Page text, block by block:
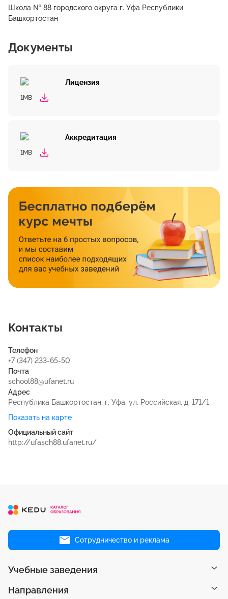
Школа № 88 городского округа г. Уфа Республики
Башкортостан
Документы
Лицензия
1MB
Аккредитация
1MB
Контакты
Телефон
+7 (347) 233-65-50
Почта
school88@ufanet.ru
Адрес
Республика Башкортостан, г. Уфа, ул. Российская, д. 171/1
Показать на карте
Официальный сайт
http://ufasch88.ufanet.ru/
Сотрудничество и реклама
Учебные заведения
Направления